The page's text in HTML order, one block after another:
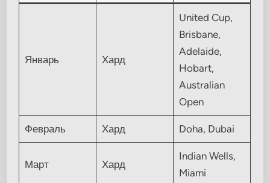
Январь Хард
United Cup,
Brisbane,
Adelaide,
Hobart,
Australian
Open
Февраль Хард Doha, Dubai
Март Хард
Indian Wells,
Miami